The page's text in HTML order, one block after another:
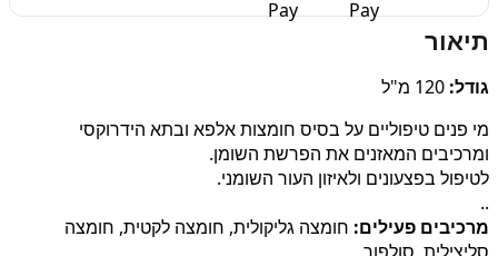
תיאור
גודל:
מי פנים טיפוליים על בסיס חומצות אלפא ובתא הידרוקסי
ומרכיבים המאזנים את הפרשת השומן.
לטיפול בפצעונים ולאיזון העור השומני.
..
מרכיבים פעילים: חומצה גליקולית, חומצה לקטית, חומצה